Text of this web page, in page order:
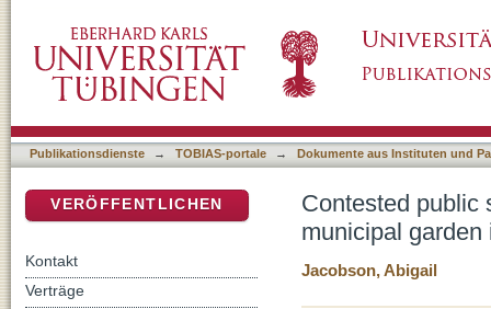
Ottoman Jerusalem
Publikationsdienste → TOBIAS-portale → Dokumente aus Instituten und
Contested public
municipal
Jacobson, Abigail
VERÖFFENTLICHEN
Kontakt
Verträge